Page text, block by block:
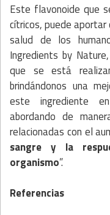
Este flavonoide que
cítricos, puede
salud de los
Ingredients by
que se está
brindándonos una
este ingrediente
abordando de
relacionadas con el
sangre y la
organismo”.
Referencias